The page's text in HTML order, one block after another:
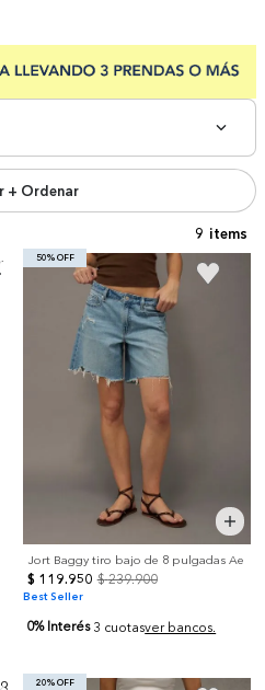
+ Ordenar
9
50% OFF
Jort Baggy tiro bajo de 8 pulgadas Ae
$ 119.950 $ 239.900
Best Seller
0% Interés 3 cuotasver bancos.
20% OFF